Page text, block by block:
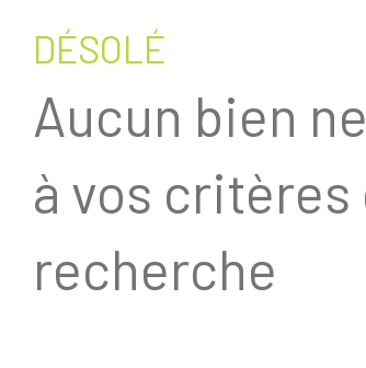
DÉSOLÉ
Aucun bien
à vos critères
recherche